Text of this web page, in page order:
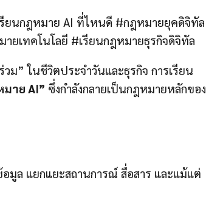
ยนกฎหมาย AI ที่ไหนดี #กฎหมายยุคดิจิทัล
เทคโนโลยี #เรียนกฎหมายธุรกิจดิจิทัล
ม” ในชีวิตประจำวันและธุรกิจ การเรียน
าย AI” ซึ่งกำลังกลายเป็นกฎหมายหลักของ
มูล แยกแยะสถานการณ์ สื่อสาร และแม้แต่